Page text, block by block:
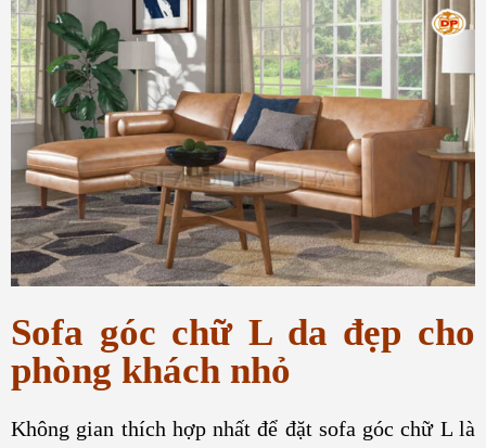
Sofa góc chữ L da đẹp cho
phòng khách nhỏ
Không gian thích hợp nhất để đặt sofa góc chữ L là